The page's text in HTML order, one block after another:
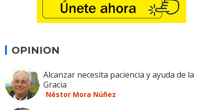
OPINION
Alcanzar necesita paciencia y ayuda de la
Gracia
Néstor Mora Núñez